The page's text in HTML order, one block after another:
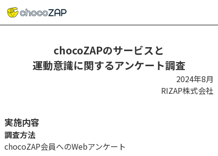
chocoZAPのサービスと
運動意識に関するアンケート調査
2024年8月
RIZAP株式会社
実施内容
調査方法
chocoZAP会員へのWebアンケート